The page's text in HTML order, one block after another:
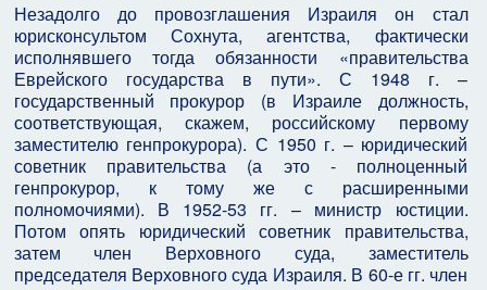
Незадолго до провозглашения Израиля он стал
юрисконсультом Сохнута, агентства, фактически
исполнявшего тогда обязанности «правительства
Еврейского государства в пути». С 1948 г. –
государственный прокурор (в Израиле должность,
соответствующая, скажем, российскому первому
заместителю генпрокурора). С 1950 г. – юридический
советник правительства (а это - полноценный
генпрокурор, к тому же с расширенными
полномочиями). В 1952-53 гг. – министр юстиции.
Потом опять юридический советник правительства,
затем член Верховного суда, заместитель
председателя Верховного суда Израиля. В 60-е гг. член